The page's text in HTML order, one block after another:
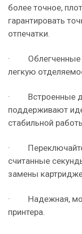
более точное,
гарантировать
отпечатки.
· Облегченные
легкую
· Встроенные
поддерживают
стабильной
·
считанные
замены
· Надежная,
принтера.